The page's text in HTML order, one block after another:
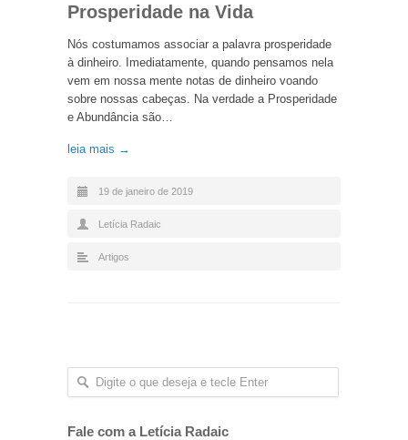
Prosperidade na Vida
Nós costumamos associar a palavra prosperidade
à dinheiro. Imediatamente, quando pensamos nela
vem em nossa mente notas de dinheiro voando
sobre nossas cabeças. Na verdade a Prosperidade
e Abundância são…
leia mais →
19 de janeiro de 2019
Letícia Radaic
Artigos
Fale com a Letícia Radaic